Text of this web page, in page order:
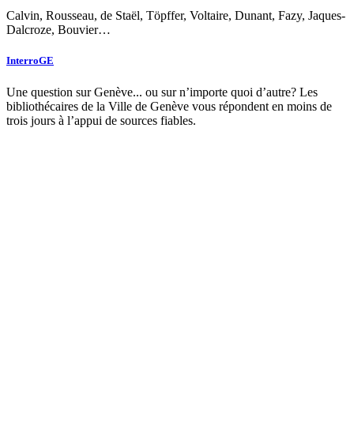
Calvin, Rousseau, de Staël, Töpffer, Voltaire, Dunant, Fazy, Jaques-
Dalcroze, Bouvier…
InterroGE
Une question sur Genève... ou sur n’importe quoi d’autre? Les
bibliothécaires de la Ville de Genève vous répondent en moins de
trois jours à l’appui de sources fiables.